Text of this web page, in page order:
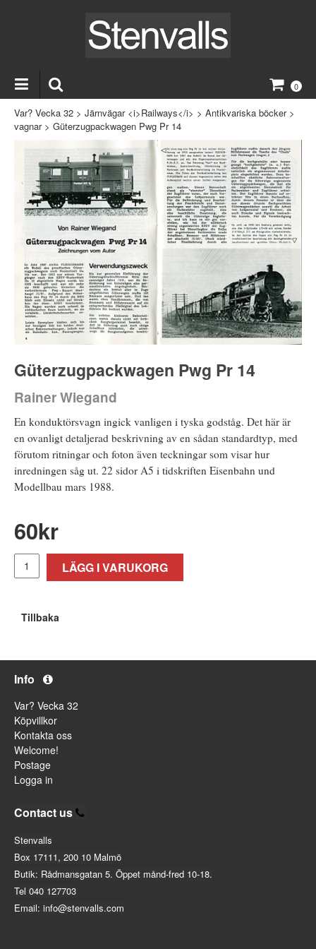
0
Var? Vecka 32 > Järnvägar <i>Railways</i> > Antikvariska böcker>
vagnar> Güterzugpackwagen Pwg Pr 14
Güterzugpackwagen Pwg Pr 14
Rainer Wiegand
En konduktörsvagn ingick vanligen i tyska godståg. Det här är
en ovanligt detaljerad beskrivning av en sådan standardtyp, med
förutom ritningar och foton även teckningar som visar hur
inredningen såg ut. 22 sidor A5 i tidskriften Eisenbahn und
Modellbau mars 1988.
60kr
LÄGG I VARUKORG
Tillbaka
Info
Var? Vecka 32
Köpvillkor
Kontakta oss
Welcome!
Postage
Logga in
Contact us
Stenvalls
Box 17111, 200 10 Malmö
Butik: Rådmansgatan 5. Öppet månd-fred 10-18.
Tel 040 127703
Email: info@stenvalls.com